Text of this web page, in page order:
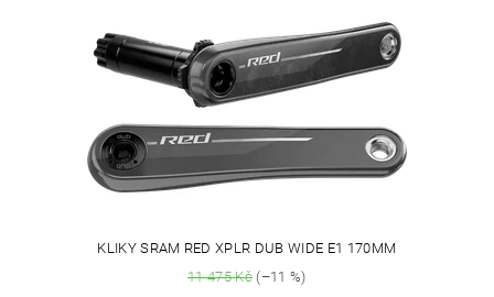
KLIKY SRAM RED XPLR DUB WIDE E1 170MM
11 475 Kč(–11 %)